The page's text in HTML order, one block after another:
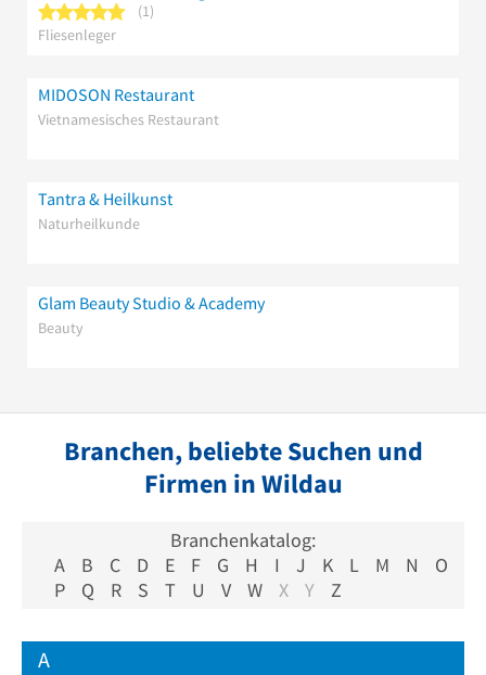
5 von 5 Sternen
1
Fliesenleger
MIDOSON Restaurant
Vietnamesisches Restaurant
Tantra & Heilkunst
Naturheilkunde
Glam Beauty Studio & Academy
Beauty
Branchen, beliebte Suchen und
Firmen in Wildau
Branchenkatalog:
A
B C D E F G H I J K L M N
O
P
Q R S T U V W X Y Z
A